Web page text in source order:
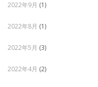
2022年9月 (1)
2022年8月 (1)
2022年5月 (3)
2022年4月 (2)